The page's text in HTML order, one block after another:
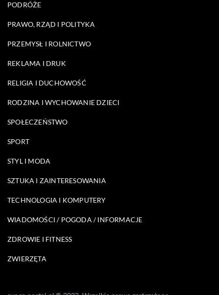
PODRÓŻE
PRAWO, RZĄD I POLITYKA
PRZEMYSŁ I ROLNICTWO
REKLAMA I DRUK
RELIGIA I DUCHOWOŚĆ
RODZINA I WYCHOWANIE DZIECI
SPOŁECZEŃSTWO
SPORT
STYL I MODA
SZTUKA I ZAINTERESOWANIA
TECHNOLOGIA I KOMPUTERY
WIADOMOŚCI / POGODA / INFORMACJE
ZDROWIE I FITNESS
ZWIERZĘTA